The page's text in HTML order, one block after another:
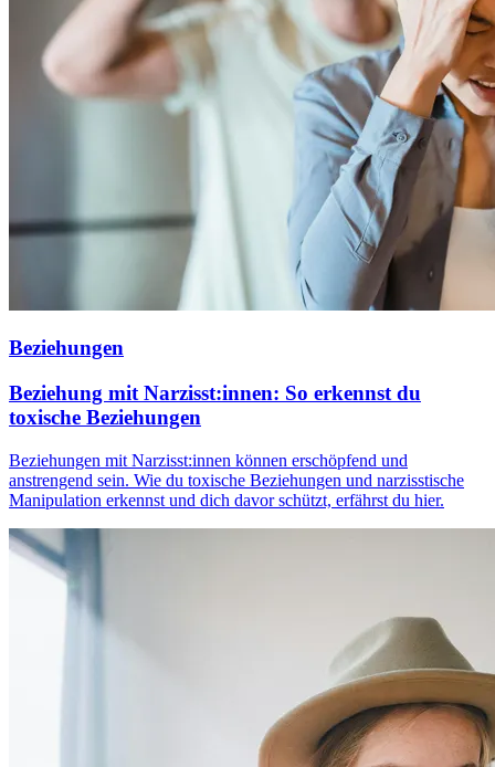
Beziehungen
Beziehung mit Narzisst:innen: So erkennst du
toxische Beziehungen
Beziehungen mit Narzisst:innen können erschöpfend und
anstrengend sein. Wie du toxische Beziehungen und narzisstische
Manipulation erkennst und dich davor schützt, erfährst du hier.